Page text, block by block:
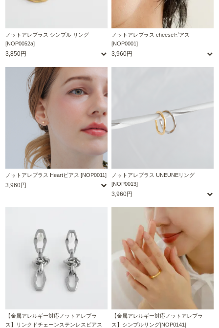
ノットアレプラス シンプル リング
[NOP0052a]
3,850円
ノットアレプラス cheeseピアス
[NOP0001]
3,960円
ノットアレプラス Heartピアス [NOP0011]
3,960円
ノットアレプラス UNEUNEリング
[NOP0013]
3,960円
【金属アレルギー対応ノットアレプラ
ス】リンクドチェーンステンレスピアス
【金属アレルギー対応ノットアレプラ
ス】シンプルリング[NOP0141]